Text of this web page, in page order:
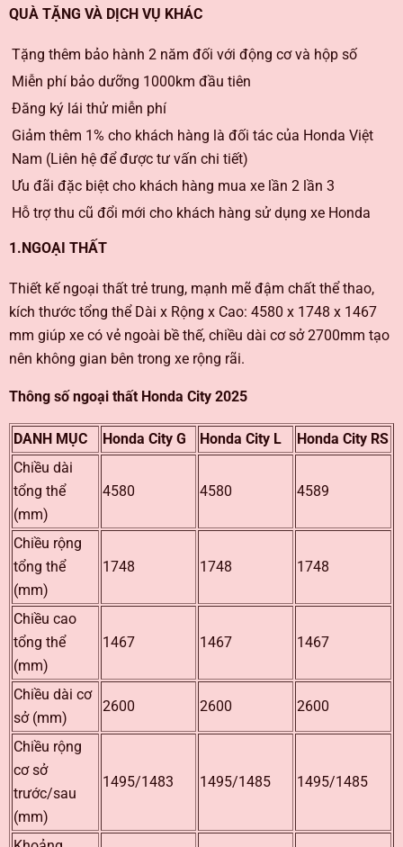
QUÀ TẶNG VÀ DỊCH VỤ KHÁC
Tặng thêm bảo hành 2 năm đối với động cơ và hộp số
Miễn phí bảo dưỡng 1000km đầu tiên
Đăng ký lái thử miễn phí
Giảm thêm 1% cho khách hàng là đối tác của Honda Việt
Nam (Liên hệ để được tư vấn chi tiết)
Ưu đãi đặc biệt cho khách hàng mua xe lần 2 lần 3
Hỗ trợ thu cũ đổi mới cho khách hàng sử dụng xe Honda
1.NGOẠI THẤT
Thiết kế ngoại thất trẻ trung, mạnh mẽ đậm chất thể thao,
kích thước tổng thể Dài x Rộng x Cao: 4580 x 1748 x 1467
mm giúp xe có vẻ ngoài bề thế, chiều dài cơ sở 2700mm tạo
nên không gian bên trong xe rộng rãi.
Thông số ngoại thất Honda City 2025
DANH MỤC Honda City G Honda City L
Honda City RS
Chiều dài
tổng thể
(mm)
4580 4580 4589
Chiều rộng
tổng thể
(mm)
1748 1748 1748
Chiều cao
tổng thể
(mm)
1467 1467 1467
Chiều dài cơ
sở (mm)
2600 2600 2600
Chiều rộng
cơ sở
trước/sau
(mm)
1495/1483 1495/1485 1495/1485